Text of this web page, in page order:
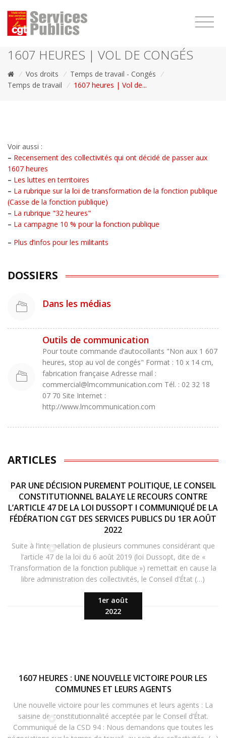
1607 HEURES | VOL DE CONGÉS
/ Vos droits / Temps de travail - Congés /
Temps de travail / 1607 heures | Vol de...
Voir aussi :
– Recensement des collectivités qui ont décidé de passer aux
1607 heures
– Les luttes en territoires
– La rubrique sur la loi de transformation de la fonction publique
(Casse de la fonction publique)
– La rubrique "32 heures"
– La campagne 10 % pour la fonction publique
– Plus d’infos pour les militants
DOSSIERS
Dans les médias
Outils de communication
Pour toute commande d’autocollants "Non aux 1 607
heures, stop au vol de congés" Format : 10 x 14 cm,
fabrication française Adresse mail :
commercial@lmcommunication.com Tél. : 02 32 18
07 70 Site Internet :
http://www.lmcommunication.com
ARTICLES
1er août
2022
PAR UNE DÉCISION PUREMENT POLITIQUE, LE CONSEIL
CONSTITUTIONNEL BALAYE LE RECOURS CONTRE
L’ARTICLE 47 DE LA LOI DUSSOPT I COMMUNIQUÉ DE LA
FÉDÉRATION CGT DES SERVICES PUBLICS DU 1ER AOÛT
2022
Suite à l’interpellation de plusieurs communes considérant que
l’article 47 de la loi du 6 août 2019 (loi Dussopt, dite de «
Transformation de la fonction publique ») remettait en cause la
libre administration des collectivités, le Conseil d’État (…)
1607 HEURES : UNE NOUVELLE VICTOIRE POUR LES
COMMUNES ET LEURS AGENTS
Une nouvelle victoire pour les communes et leurs agents : La
saisine de constitutionnalité acceptée par le Conseil d’État.
Communiqué de la CSD 94 : Nous demandons que toutes les